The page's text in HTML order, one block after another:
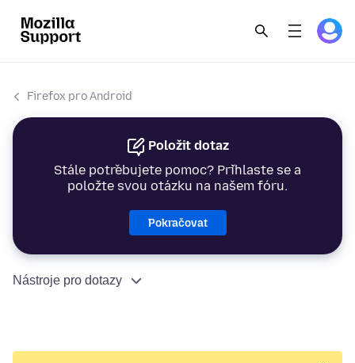
Firefox pro Android
Položit dotaz
Stále potřebujete pomoc? Přihlaste se a
položte svou otázku na našem fóru.
Pokračovat
Nástroje pro dotazy